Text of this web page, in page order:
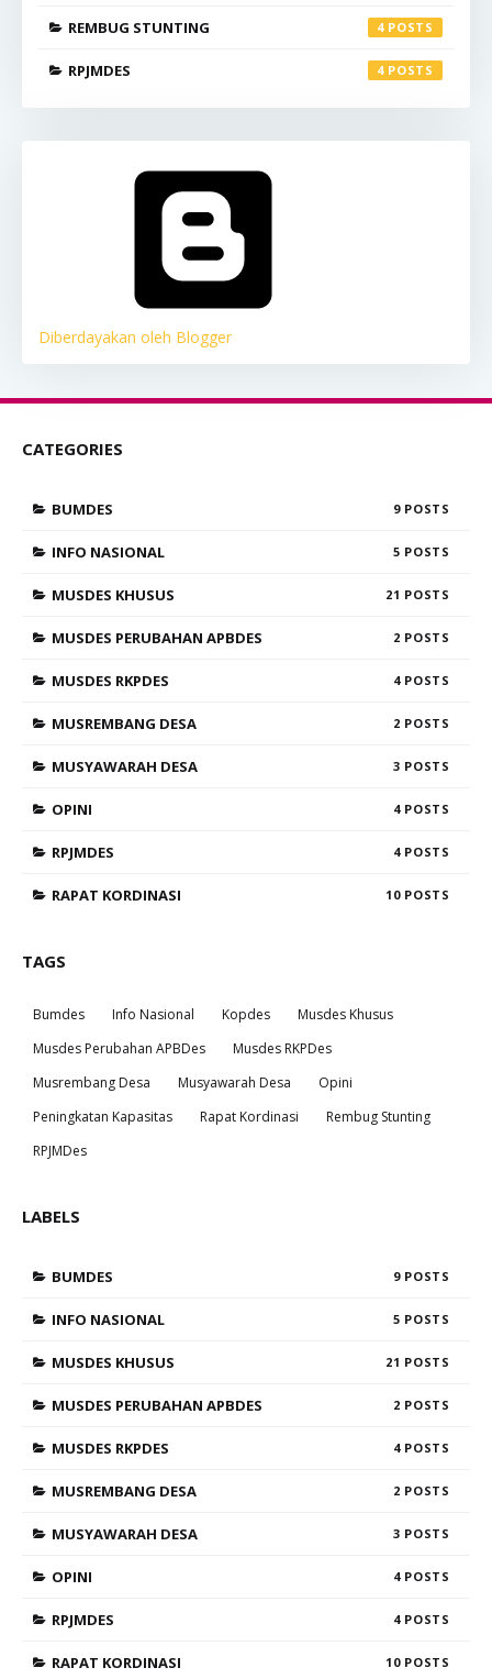
REMBUG STUNTING 4
RPJMDES 4
Diberdayakan oleh Blogger
CATEGORIES
BUMDES 9
INFO NASIONAL 5
MUSDES KHUSUS 21
MUSDES PERUBAHAN APBDES 2
MUSDES RKPDES 4
MUSREMBANG DESA 2
MUSYAWARAH DESA 3
OPINI 4
RPJMDES 4
RAPAT KORDINASI 10
TAGS
Bumdes Info Nasional Kopdes
Musdes Khusus
Musdes Perubahan APBDes
Musdes RKPDes
Musrembang Desa
Musyawarah Desa
Opini
Peningkatan Kapasitas
Rapat Kordinasi
Rembug Stunting
RPJMDes
LABELS
BUMDES 9
INFO NASIONAL 5
MUSDES KHUSUS 21
MUSDES PERUBAHAN APBDES 2
MUSDES RKPDES 4
MUSREMBANG DESA 2
MUSYAWARAH DESA 3
OPINI 4
RPJMDES 4
RAPAT KORDINASI 10